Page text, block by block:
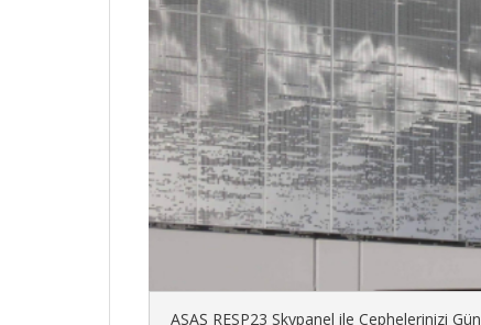
ASAŞ RESP23 Skypanel ile Cephelerinizi